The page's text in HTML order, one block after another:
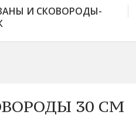
И СКОВОРОДЫ-
30 СМ